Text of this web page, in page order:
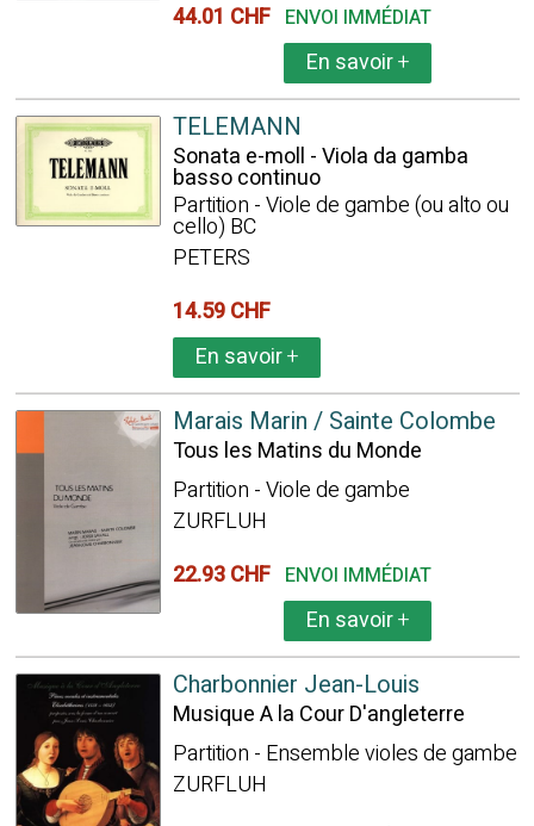
44.01 CHF ENVOI IMMÉDIAT
En savoir+
TELEMANN
Sonata e-moll - Viola da gamba
basso continuo
Partition - Viole de gambe (ou alto ou
cello) BC
PETERS
14.59 CHF
En savoir+
Marais Marin / Sainte Colombe
Tous les Matins du Monde
Partition - Viole de gambe
ZURFLUH
22.93 CHF ENVOI IMMÉDIAT
En savoir+
Charbonnier Jean-Louis
Musique A la Cour D'angleterre
Partition - Ensemble violes de gambe
ZURFLUH